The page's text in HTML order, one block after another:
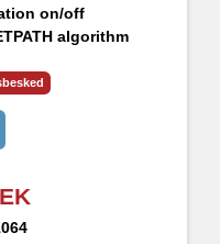
on/off
algorithm
and Dark voicing
drivers - H1260